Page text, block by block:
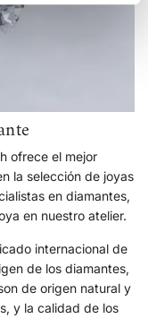
ofrece el mejor
la selección de joyas
en diamantes,
en nuestro atelier.
internacional de
de los diamantes,
de origen natural y
y la calidad de los